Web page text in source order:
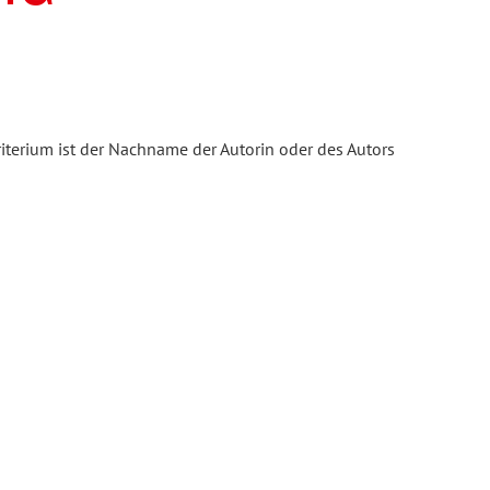
ist der Nachname der Autorin oder des Autors